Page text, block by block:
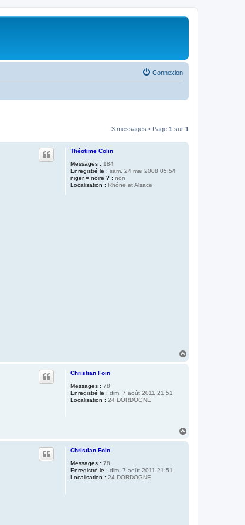
Connexion
3 messages • Page 1 sur 1
Théotime Colin
Messages : 184
Enregistré le : sam. 24 mai 2008 05:54
niger = noire ? : non
Localisation : Rhône et Alsace
Christian Foin
Messages : 78
Enregistré le : dim. 7 août 2011 21:51
Localisation : 24 DORDOGNE
Christian Foin
Messages : 78
Enregistré le : dim. 7 août 2011 21:51
Localisation : 24 DORDOGNE